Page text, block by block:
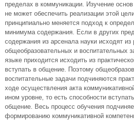
пределах в коммуникации. Изучение
не может обеспечить реализации этой
принципиально меняется подход к
минимума содержания. Если в других
содержания из арсенала науки исходят из
общеобразовательных и воспитательных
языке приходится исходить из
вступать в общение. Поэтому
воспитательные задачи подчиняются
ходе осуществления акта
ином уровне, то есть способности
общение. Весь процесс обучения
формированию коммуникативной